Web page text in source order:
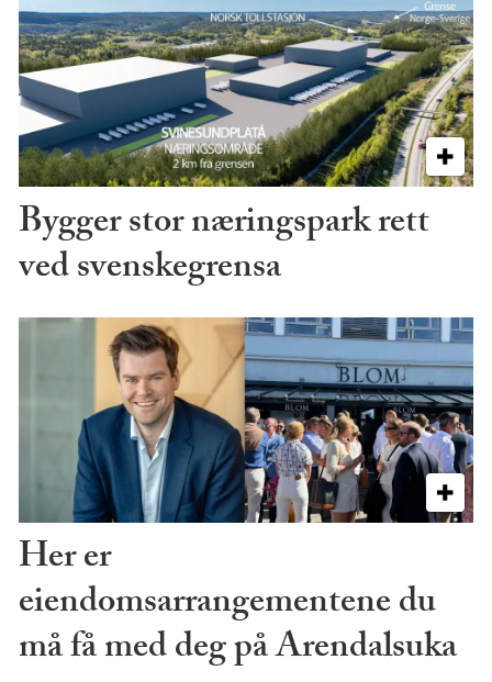
Bygger stor næringspark rett
ved svenskegrensa
Her er
eiendomsarrangementene du
må få med deg på Arendalsuka